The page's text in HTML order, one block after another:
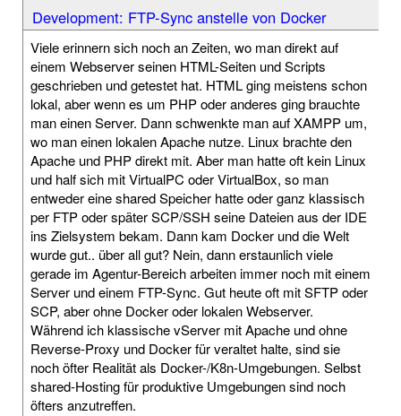
Development: FTP-Sync anstelle von Docker
Viele erinnern sich noch an Zeiten, wo man direkt auf
einem Webserver seinen HTML-Seiten und Scripts
geschrieben und getestet hat. HTML ging meistens schon
lokal, aber wenn es um PHP oder anderes ging brauchte
man einen Server. Dann schwenkte man auf XAMPP um,
wo man einen lokalen Apache nutze. Linux brachte den
Apache und PHP direkt mit. Aber man hatte oft kein Linux
und half sich mit VirtualPC oder VirtualBox, so man
entweder eine shared Speicher hatte oder ganz klassisch
per FTP oder später SCP/SSH seine Dateien aus der IDE
ins Zielsystem bekam. Dann kam Docker und die Welt
wurde gut.. über all gut? Nein, dann erstaunlich viele
gerade im Agentur-Bereich arbeiten immer noch mit einem
Server und einem FTP-Sync. Gut heute oft mit SFTP oder
SCP, aber ohne Docker oder lokalen Webserver.
Während ich klassische vServer mit Apache und ohne
Reverse-Proxy und Docker für veraltet halte, sind sie
noch öfter Realität als Docker-/K8n-Umgebungen. Selbst
shared-Hosting für produktive Umgebungen sind noch
öfters anzutreffen.